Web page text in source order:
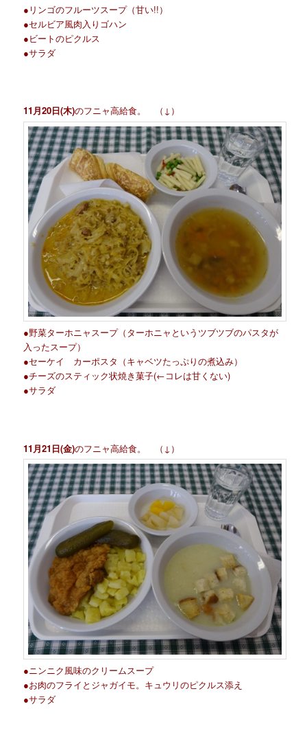
●リンゴのフルーツスープ（甘い!!）
●セルビア風肉入りゴハン
●ビートのピクルス
●サラダ
11月20日(木)のフニャ高給食。 （↓）
●野菜ターホニャスープ（ターホニャというツブツブのパスタが
入ったスープ）
●セーケイ カーポスタ（キャベツたっぷりの煮込み）
●チーズのスティック状焼き菓子(←コレは甘くない)
●サラダ
11月21日(金)のフニャ高給食。 （↓）
●ニンニク風味のクリームスープ
●お肉のフライとジャガイモ。キュウリのピクルス添え
●サラダ